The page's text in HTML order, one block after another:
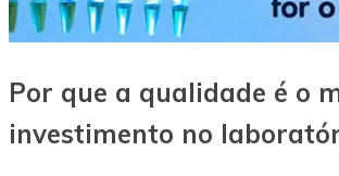
Por que a qualidade é o
investimento no